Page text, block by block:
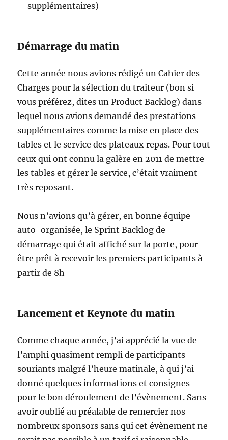
supplémentaires)
Démarrage du matin
Cette année nous avions rédigé un Cahier des
Charges pour la sélection du traiteur (bon si
vous préférez, dites un Product Backlog) dans
lequel nous avions demandé des prestations
supplémentaires comme la mise en place des
tables et le service des plateaux repas. Pour tout
ceux qui ont connu la galère en 2011 de mettre
les tables et gérer le service, c’était vraiment
très reposant.
Nous n’avions qu’à gérer, en bonne équipe
auto-organisée, le Sprint Backlog de
démarrage qui était affiché sur la porte, pour
être prêt à recevoir les premiers participants à
partir de 8h
Lancement et Keynote du matin
Comme chaque année, j’ai apprécié la vue de
l’amphi quasiment rempli de participants
souriants malgré l’heure matinale, à qui j’ai
donné quelques informations et consignes
pour le bon déroulement de l’évènement. Sans
avoir oublié au préalable de remercier nos
nombreux sponsors sans qui cet évènement ne